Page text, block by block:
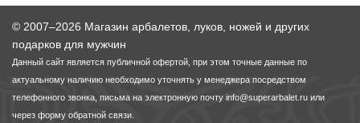
© 2007–2026 Магазин арбалетов, луков, ножей и других
подарков для мужчин
Данный сайт является публичной офертой, при этом точные данные по
актуальному наличию необходимо уточнять у менеджера посредством
телефонного звонка, письма на электронную почту info@superarbalet.ru или
через форму обратной связи.